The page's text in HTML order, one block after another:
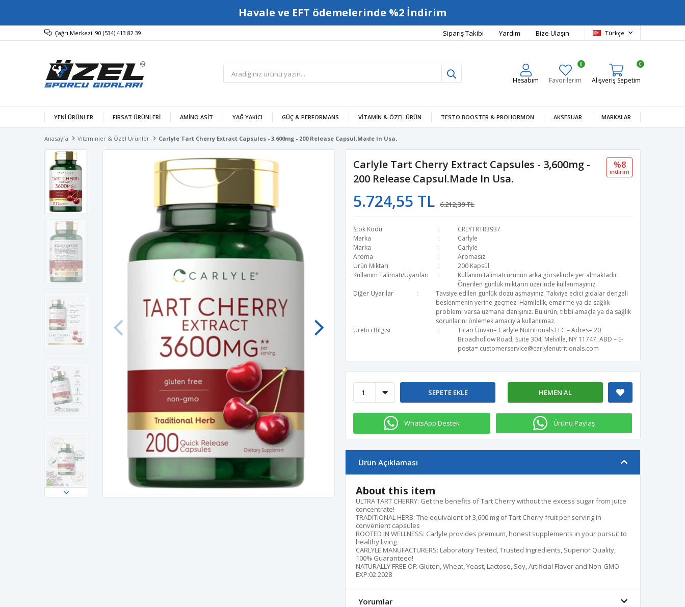
Havale ve EFT ödemelerinde %2 İndirim
Çağrı Merkezi: 90 (534) 413 82 39 Sipariş Takibi Yardım Bize Ulaşın Türkçe
Hesabım Favorilerim
0
Alışveriş Sepetim
0
YENİ ÜRÜNLER FIRSAT ÜRÜNLERİ AMINO ASIT YAĞ YAKICI GÜÇ & PERFORMANS VITAMIN & ÖZEL ÜRÜN TESTO BOOSTER & PROHORMON AKSESUAR MARKALAR
Anasayfa Vitaminler & Özel Ürünler Carlyle Tart Cherry Extract Capsules - 3,600mg - 200 Release Capsul.Made In Usa.
Carlyle Tart Cherry Extract Capsules - 3,600mg -
200 Release Capsul.Made In Usa.
5.724,55 TL 6.212,39 TL
%8
i̇ndi̇ri̇m
Stok Kodu
CRLYTRTR3937
Marka
Carlyle
Marka
Carlyle
Aroma
Aromasız
Ürün Miktarı
200 Kapsül
Kullanım Talimatı/Uyarıları
Kullanım talimatı ürünün arka görselinde yer almaktadır.
Önerilen günlük miktarın üzerinde kullanmayınız.
Diğer Uyarılar
Tavsiye edilen günlük dozu aşmayınız. Takviye edici gıdalar dengeli
beslenmenin yerine geçmez. Hamilelik, emzirme ya da sağlık
problemi varsa uzmana danışınız. Bu ürün, tıbbi amaçla ya da sağlık
sorunlarını önlemek amacıyla kullanılmaz.
Üretici Bilgisi
Ticari Ünvan= Carlyle Nutritionals LLC – Adres= 20
Broadhollow Road, Suite 304, Melville, NY 11747, ABD – E-
posta= customerservice@carlylenutritionals.com
HEMEN AL
SEPETE EKLE
WhatsApp Destek Ürünü Paylaş
Ürün Açıklaması
About this item
ULTRA TART CHERRY: Get the benefits of Tart Cherry without the excess sugar from juice
concentrate!
TRADITIONAL HERB: The equivalent of 3,600 mg of Tart Cherry fruit per serving in
convenient capsules
ROOTED IN WELLNESS: Carlyle provides premium, honest supplements in your pursuit to
healthy living
CARLYLE MANUFACTURERS: Laboratory Tested, Trusted Ingredients, Superior Quality,
100% Guaranteed!
NATURALLY FREE OF: Gluten, Wheat, Yeast, Lactose, Soy, Artificial Flavor and Non-GMO
EXP:02.2028
Yorumlar